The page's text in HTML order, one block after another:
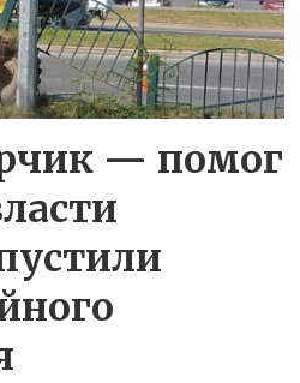
— помог